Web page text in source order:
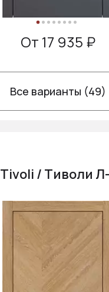
От 17 935 ₽
Все варианты (49)
Tivoli / Тиволи